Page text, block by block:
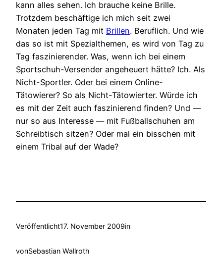
kann alles sehen. Ich brauche keine Brille.
Trotzdem beschäftige ich mich seit zwei
Monaten jeden Tag mit Brillen. Beruflich. Und wie
das so ist mit Spezialthemen, es wird von Tag zu
Tag faszinierender. Was, wenn ich bei einem
Sportschuh-Versender angeheuert hätte? Ich. Als
Nicht-Sportler. Oder bei einem Online-
Tätowierer? So als Nicht-Tätowierter. Würde ich
es mit der Zeit auch faszinierend finden? Und —
nur so aus Interesse — mit Fußballschuhen am
Schreibtisch sitzen? Oder mal ein bisschen mit
einem Tribal auf der Wade?
Veröffentlicht17. November 2009in
vonSebastian Wallroth